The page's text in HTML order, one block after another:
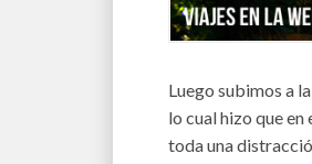
Luego subimos a
lo cual hizo que
toda una